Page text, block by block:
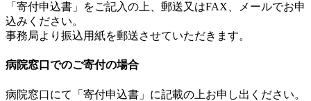
「寄付申込書」をご記入の上、郵送又はFAX、メールでお申
込みください。
事務局より振込用紙を郵送させていただきます。
病院窓口でのご寄付の場合
病院窓口にて「寄付申込書」に記載の上お申し出ください。